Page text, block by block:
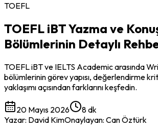
TOEFL
TOEFL iBT Yazma ve
Bölümlerinin Detaylı
TOEFL iBT ve IELTS Academic arasında
bölümlerinin görev yapısı, değerlendirme
yaklaşımı açısından farklarını keşfedin.
20 Mayıs 2026
8 dk
Yazar: David KimOnaylayan: Can Öztürk